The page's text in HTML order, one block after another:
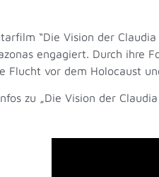
“Die Vision der
engagiert. Durch ihre
Flucht vor dem Holocaust
zu „Die Vision der